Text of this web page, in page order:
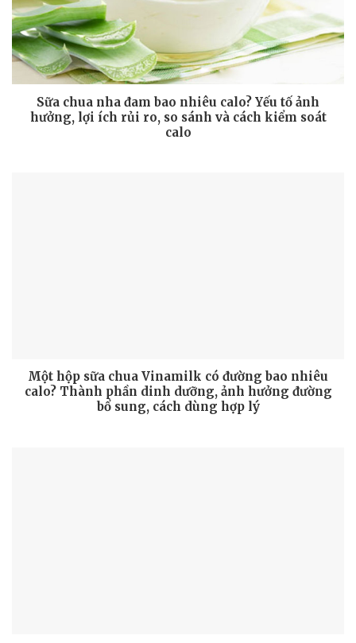
Sữa chua nha đam bao nhiêu calo? Yếu tố ảnh
hưởng, lợi ích rủi ro, so sánh và cách kiểm soát
calo
Một hộp sữa chua Vinamilk có đường bao nhiêu
calo? Thành phần dinh dưỡng, ảnh hưởng đường
bổ sung, cách dùng hợp lý